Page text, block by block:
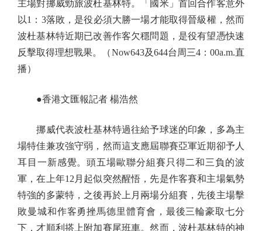
主場對挪威勁旅波杜基林特。「國米」首回合作客意外
以1：3落敗，是役必須大勝一場才能取得晉級權，然而
波杜基林特近期已改善作客欠穩問題，是役有望憑快速
反擊取得理想戰果。（Now643及644台周三4：00a.m.直
播）
●香港文匯報記者 楊浩然
挪威代表波杜基林特過往給予球迷的印象，多為主
場特佳兼攻強守弱，然而這支應屆聯賽亞軍近期卻予人
耳目一新感覺。頭五場歐聯分組賽只得二和三負的波
軍，在上年12月起似突然醒悟，先是作客賽和主場氣勢
特強的多蒙特，之後再於上月兩場分組賽，先後主場擊
敗曼城和作客勇挫馬德里體育會，最後三輪豪取七分
下，才順利搭上附加賽尾班車。然而，波杜基林特的神